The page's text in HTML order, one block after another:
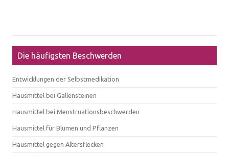
Die häufigsten Beschwerden
Entwicklungen der Selbstmedikation
Hausmittel bei Gallensteinen
Hausmittel bei Menstruationsbeschwerden
Hausmittel für Blumen und Pflanzen
Hausmittel gegen Altersflecken